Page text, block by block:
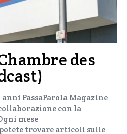
des
anni PassaParola Magazine
con la
mese
trovare articoli sulle